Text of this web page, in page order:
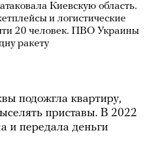
Киевскую область.
и логистические
20 человек. ПВО Украины
ракету
подожгла квартиру,
приставы. В 2022
и передала деньги